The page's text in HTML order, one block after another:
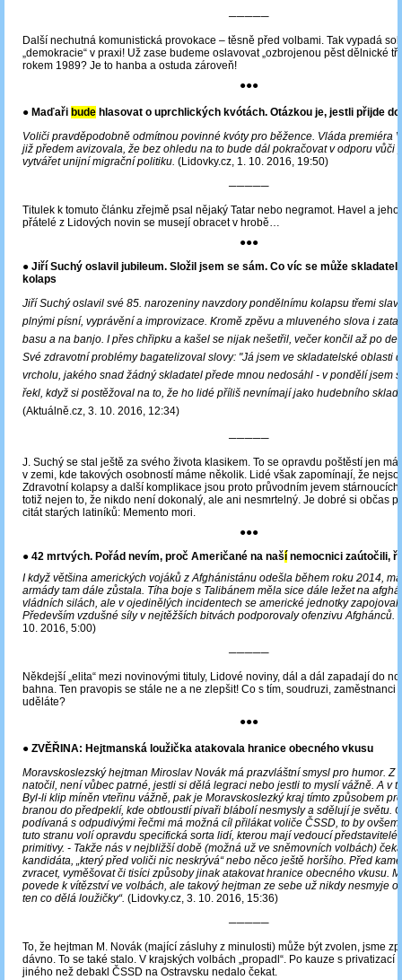
─────
Další nechutná komunistická provokace – těsně před volbami. Tak vypadá
„demokracie“ v praxi! Už zase budeme oslavovat „ozbrojenou pěst dělnické
rokem 1989? Je to hanba a ostuda zároveň!
●●●
● Maďaři bude hlasovat o uprchlických kvótách. Otázkou je, jestli přijde
Voliči pravděpodobně odmítnou povinné kvóty pro běžence. Vláda premiéra
již předem avizovala, že bez ohledu na to bude dál pokračovat v odporu vůči
vytvářet unijní migrační politiku. (Lidovky.cz, 1. 10. 2016, 19:50)
─────
Titulek k tomuto článku zřejmě psal nějaký Tatar nebo negramot. Havel a
přátelé z Lidových novin se musejí obracet v hrobě…
●●●
● Jiří Suchý oslavil jubileum. Složil jsem se sám. Co víc se může
kolaps
Jiří Suchý oslavil své 85. narozeniny navzdory pondělnímu kolapsu třemi
plnými písní, vyprávění a improvizace. Kromě zpěvu a mluveného slova i
basu a na banjo. I přes chřipku a kašel se nijak nešetřil, večer končil až po
Své zdravotní problémy bagatelizoval slovy: "Já jsem ve skladatelské oblasti
vrcholu, jakého snad žádný skladatel přede mnou nedosáhl - v pondělí jsem
řekl, když si postěžoval na to, že ho lidé příliš nevnímají jako hudebního
(Aktuálně.cz, 3. 10. 2016, 12:34)
─────
J. Suchý se stal ještě za svého života klasikem. To se opravdu poštěstí jen
v zemi, kde takových osobností máme několik. Lidé však zapomínají, že
Zdravotní kolapsy a další komplikace jsou proto průvodním jevem
totiž nejen to, že nikdo není dokonalý, ale ani nesmrtelný. Je dobré si občas
citát starých latiníků: Memento mori.
●●●
● 42 mrtvých. Pořád nevím, proč Američané na naší nemocnici zaútočili,
I když většina amerických vojáků z Afghánistánu odešla během roku 2014,
armády tam dále zůstala. Tíha boje s Talibánem měla sice dále ležet na
vládních silách, ale v ojedinělých incidentech se americké jednotky
Především vzdušné síly v nejtěžších bitvách podporovaly ofenzivu Afghánců.
10. 2016, 5:00)
─────
Někdejší „elita“ mezi novinovými tituly, Lidové noviny, dál a dál zapadají do
bahna. Ten pravopis se stále ne a ne zlepšit! Co s tím, soudruzi, zaměstnanci
uděláte?
●●●
● ZVĚŘINA: Hejtmanská loužička atakovala hranice obecného vkusu
Moravskoslezský hejtman Miroslav Novák má prazvláštní smysl pro humor. Z
natočil, není vůbec patrné, jestli si dělá legraci nebo jestli to myslí vážně. A v
Byl-li klip míněn vteřinu vážně, pak je Moravskoslezký kraj tímto způsobem
branou do předpeklí, kde obtloustlí pivaři blábolí nesmysly a sdělují je světu.
podívaná s odpudivými řečmi má možná cíl přilákat voliče ČSSD, to by
tuto stranu volí opravdu specifická sorta lidí, kterou mají vedoucí představitelé
primitivy. - Takže nás v nejbližší době (možná už ve sněmovních volbách)
kandidáta, „který před voliči nic neskrývá“ nebo něco ještě horšího. Před
zvracet, vyměšovat či tisíci způsoby jinak atakovat hranice obecného vkusu.
povede k vítězství ve volbách, ale takový hejtman ze sebe už nikdy nesmyje
ten co dělá loužičky“. (Lidovky.cz, 3. 10. 2016, 15:36)
─────
To, že hejtman M. Novák (mající zásluhy z minulosti) může být zvolen, jsme
dávno. To se také stalo. V krajských volbách „propadl“. Po kauze s privatizací
jiného než debakl ČSSD na Ostravsku nedalo čekat.